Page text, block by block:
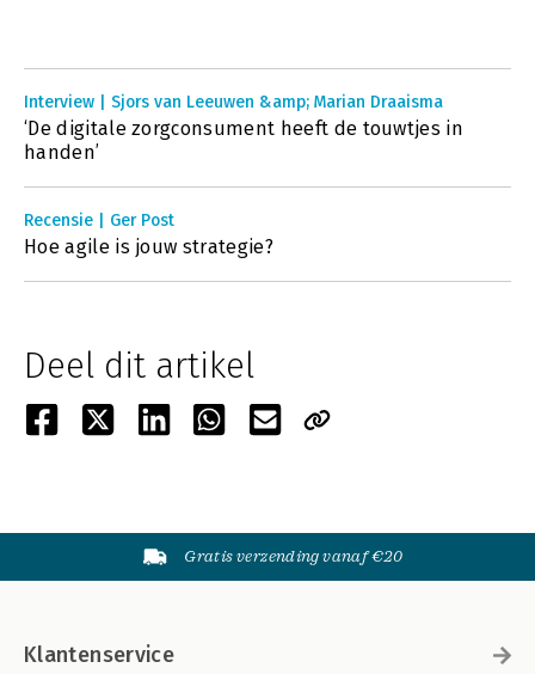
Interview | Sjors van Leeuwen &amp; Marian Draaisma
‘De digitale zorgconsument heeft de touwtjes in
handen’
Recensie | Ger Post
Hoe agile is jouw strategie?
Deel dit artikel
Gratis verzending vanaf €20
Klantenservice